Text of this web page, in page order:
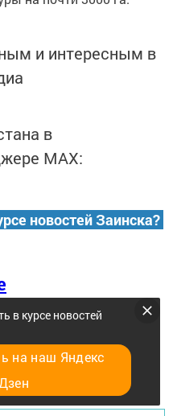
и интересным в
в
MАХ:
новостей Заинска?
в курсе новостей
на наш Яндекс